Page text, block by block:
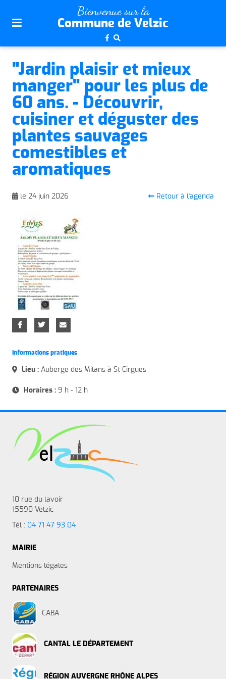
site
aller
menu
aller au
contenu
Bienvenue sur la
Commune de Velzic
"Jardin plaisir et mieux
manger" pour les plus de
60 ans. - Découvrir,
cuisiner et déguster des
plantes sauvages
comestibles et
aromatiques
le 24 juin 2026 Retour à l'agenda
Informations pratiques
Lieu : Auberge des Milans à St Cirgues
Horaires : 9 h - 12 h
10 rue du lavoir
15590 Velzic
Tél : 04 71 47 93 04
MAIRIE
Mentions légales
PARTENAIRES
CABA
CANTAL LE DÉPARTEMENT
RÉGION AUVERGNE RHÔNE ALPES